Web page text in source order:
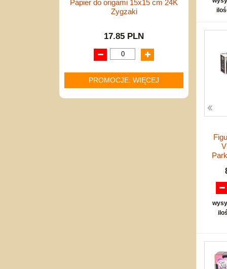
Papier do origami 15x15 cm 24K
Zygzaki
17.85 PLN
PROMOCJE: WIĘCEJ